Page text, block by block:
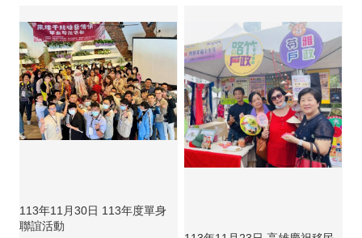
113年11月30日 113年度單身
聯誼活動